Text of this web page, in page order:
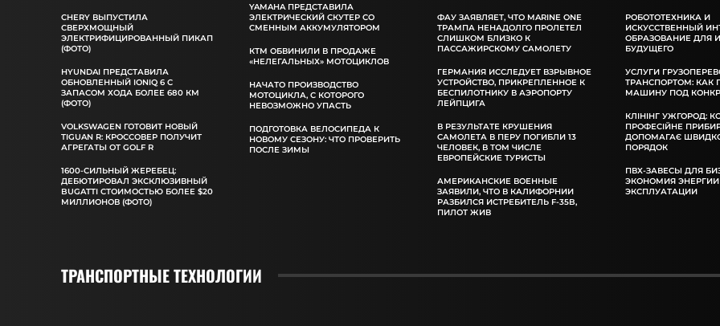
CHERY ВЫПУСТИЛА
СВЕРХМОЩНЫЙ
ЭЛЕКТРИФИЦИРОВАННЫЙ ПИКАП
(ФОТО)
HYUNDAI ПРЕДСТАВИЛА
ОБНОВЛЕННЫЙ IONIQ 6 С
ЗАПАСОМ ХОДА БОЛЕЕ 680 КМ
(ФОТО)
VOLKSWAGEN ГОТОВИТ НОВЫЙ
TIGUAN R: КРОССОВЕР ПОЛУЧИТ
АГРЕГАТЫ ОТ GOLF R
1600-СИЛЬНЫЙ ЖЕРЕБЕЦ:
ДЕБЮТИРОВАЛ ЭКСКЛЮЗИВНЫЙ
BUGATTI СТОИМОСТЬЮ БОЛЕЕ $20
МИЛЛИОНОВ (ФОТО)
YAMAHA ПРЕДСТАВИЛА
ЭЛЕКТРИЧЕСКИЙ СКУТЕР СО
СМЕННЫМ АККУМУЛЯТОРОМ
КТМ ОБВИНИЛИ В ПРОДАЖЕ
«НЕЛЕГАЛЬНЫХ» МОТОЦИКЛОВ
НАЧАТО ПРОИЗВОДСТВО
МОТОЦИКЛА, С КОТОРОГО
НЕВОЗМОЖНО УПАСТЬ
ПОДГОТОВКА ВЕЛОСИПЕДА К
НОВОМУ СЕЗОНУ: ЧТО ПРОВЕРИТЬ
ПОСЛЕ ЗИМЫ
ФАУ ЗАЯВЛЯЕТ, ЧТО MARINE ONE
ТРАМПА НЕНАДОЛГО ПРОЛЕТЕЛ
СЛИШКОМ БЛИЗКО К
ПАССАЖИРСКОМУ САМОЛЕТУ
ГЕРМАНИЯ ИССЛЕДУЕТ ВЗРЫВНОЕ
УСТРОЙСТВО, ПРИКРЕПЛЕННОЕ К
БЕСПИЛОТНИКУ В АЭРОПОРТУ
ЛЕЙПЦИГА
В РЕЗУЛЬТАТЕ КРУШЕНИЯ
САМОЛЕТА В ПЕРУ ПОГИБЛИ 13
ЧЕЛОВЕК, В ТОМ ЧИСЛЕ
ЕВРОПЕЙСКИЕ ТУРИСТЫ
АМЕРИКАНСКИЕ ВОЕННЫЕ
ЗАЯВИЛИ, ЧТО В КАЛИФОРНИИ
РАЗБИЛСЯ ИСТРЕБИТЕЛЬ F-35B,
ПИЛОТ ЖИВ
РОБОТОТЕХНИКА И
ИСКУССТВЕННЫЙ
ОБРАЗОВАНИЕ ДЛЯ
БУДУЩЕГО
УСЛУГИ
ТРАНСПОРТОМ: КАК
МАШИНУ ПОД
КЛІНІНГ УЖГОРОД:
ПРОФЕСІЙНЕ
ДОПОМАГАЄ
ПОРЯДОК
ПВХ-ЗАВЕСЫ ДЛЯ
ЭКОНОМИЯ
ЭКСПЛУАТАЦИИ
ТРАНСПОРТНЫЕ ТЕХНОЛОГИИ